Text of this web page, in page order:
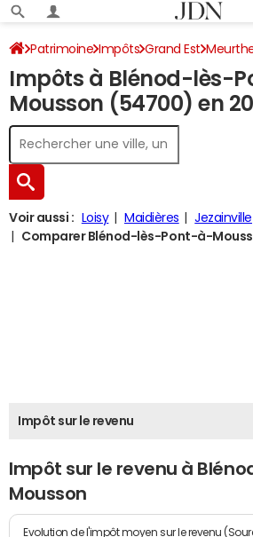
Patrimoine Impôts Grand Est
Blénod-lès-Pont-à-Mousson Impôt sur
Impôts à Blénod-lès-
Mousson (54700) en
Voir aussi : Loisy Maidières Jezainville
Comparer Blénod-lès-Pont-à-
Impôt sur le revenu
Impôt sur le revenu à
Mousson
Evolution de l'impôt moyen sur le revenu